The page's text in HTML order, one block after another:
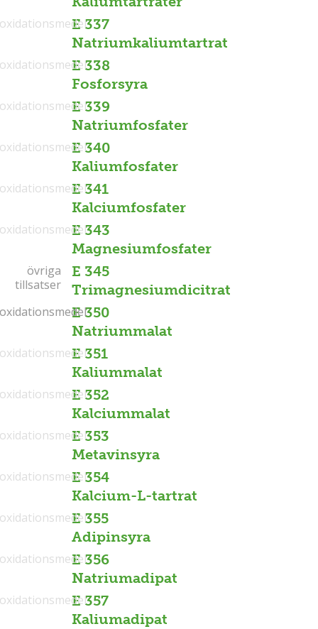
E 337
Natriumkaliumtartrat
E 338
Fosforsyra
E 339
Natriumfosfater
E 340
Kaliumfosfater
E 341
Kalciumfosfater
E 343
Magnesiumfosfater
E 345
Trimagnesiumdicitrat
övriga
tillsatser
övriga
tillsatser
E 350
Natriummalat
E 351
Kaliummalat
E 352
Kalciummalat
E 353
Metavinsyra
E 354
Kalcium-L-tartrat
E 355
Adipinsyra
E 356
Natriumadipat
E 357
Kaliumadipat